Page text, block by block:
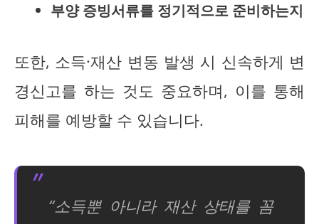
부양 증빙서류를 정기적으로 준비하는지
또한, 소득·재산 변동 발생 시 신속하게 변
경신고를 하는 것도 중요하며, 이를 통해
피해를 예방할 수 있습니다.
“소득뿐 아니라 재산 상태를 꼼